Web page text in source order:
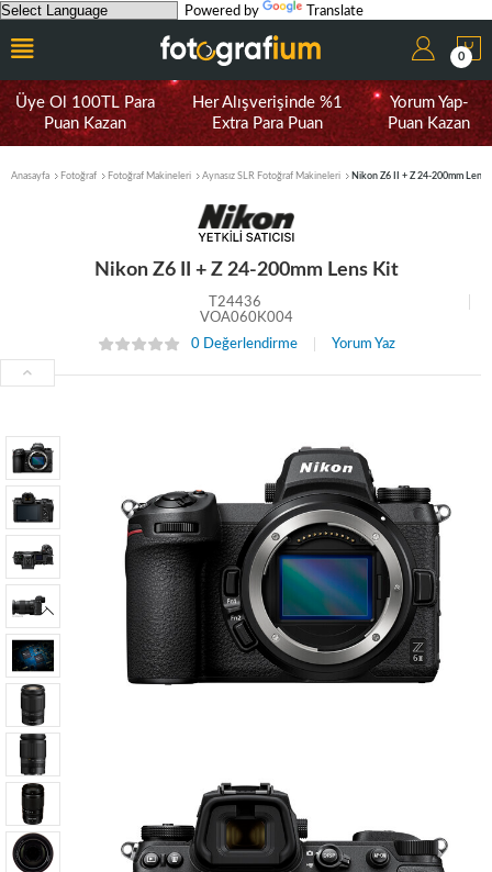
Powered by Translate
0
Üye Ol 100TL Para
Puan Kazan
Her Alışverişinde %1
Extra Para Puan
Yorum Yap-
Puan Kazan
Anasayfa Fotoğraf Fotoğraf Makineleri Aynasız SLR Fotoğraf Makineleri Nikon Z6 II + Z 24-200mm Lens
Nikon Z6 II + Z 24-200mm Lens Kit
T24436
VOA060K004
0 Değerlendirme
Yorum Yaz